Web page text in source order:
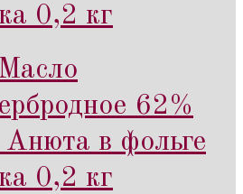
0,2 кг
Масло
62%
в фольге
0,2 кг